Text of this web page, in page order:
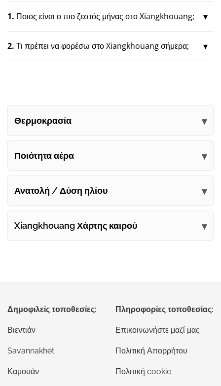
1. Ποιος είναι ο πιο ζεστός μήνας στο Xiangkhouang;
2. Τι πρέπει να φορέσω στο Xiangkhouang σήμερα;
Θερμοκρασία
Ποιότητα αέρα
Ανατολή / Δύση ηλίου
Xiangkhouang Χάρτης καιρού
Δημοφιλείς τοποθεσίες:
Βιεντιάν
Savannakhét
Καμουάν
Πληροφορίες τοποθεσίας:
Επικοινωνήστε μαζί μας
Πολιτική Απορρήτου
Πολιτική cookie